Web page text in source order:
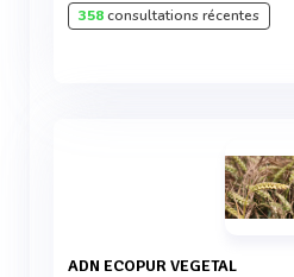
358consultations récentes
ADN ECOPUR VEGETAL